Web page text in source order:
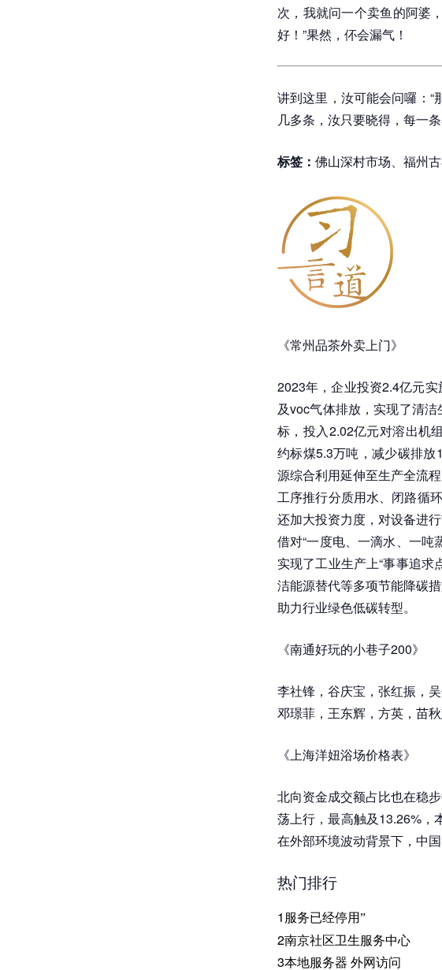
次，我就问一个卖鱼的阿婆
好！”果然，伓会漏气！
讲到这里，汝可能会问囉：“
几多条，汝只要晓得，每一
标签： 佛山深村市场、福州
《常州品茶外卖上门》
2023年，企业投资2.4亿元
及voc气体排放，实现了清
标，投入2.02亿元对溶出机
约标煤5.3万吨，减少碳排
源综合利用延伸至生产全流
工序推行分质用水、闭路循
还加大投资力度，对设备进
借对“一度电、一滴水、一吨
实现了工业生产上“事事追
洁能源替代等多项节能降碳
助力行业绿色低碳转型。
《南通好玩的小巷子200》
李社锋，谷庆宝，张红振，
邓璟菲，王东辉，方英，苗
《上海洋妞浴场价格表》
北向资金成交额占比也在稳
荡上行，最高触及13.26%，
在外部环境波动背景下，中
热门排行
1 服务已经停用”
2南京社区卫生服务中心
3本地服务器 外网访问